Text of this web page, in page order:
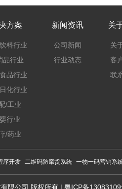
方案
料行业
品行业
品行业
化行业
/工业
行业
/药业
新闻资讯
公司新闻
行业动态
关
关
客
联
序开发 二维码防窜货系统 一物一码营销系
限公司 版权所有 | 粤ICP备